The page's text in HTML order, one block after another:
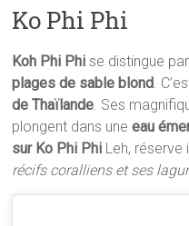
Ko Phi Phi
Koh Phi Phi se distingue
plages de sable blond.
de Thaïlande. Ses
plongent dans uneeau
sur Ko Phi Phi Leh,
récifs coralliens et ses